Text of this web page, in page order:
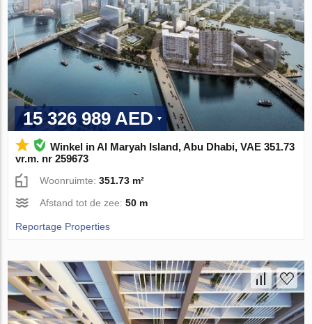
15 326 989 AED
Winkel in Al Maryah Island, Abu Dhabi, VAE 351.73
vr.m. nr 259673
Woonruimte:351.73 m²
Afstand tot de zee:50 m
Reportage Properties